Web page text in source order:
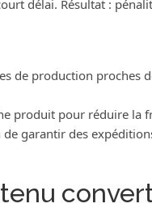
délai. Résultat :
de production proches
produit pour réduire la
garantir des